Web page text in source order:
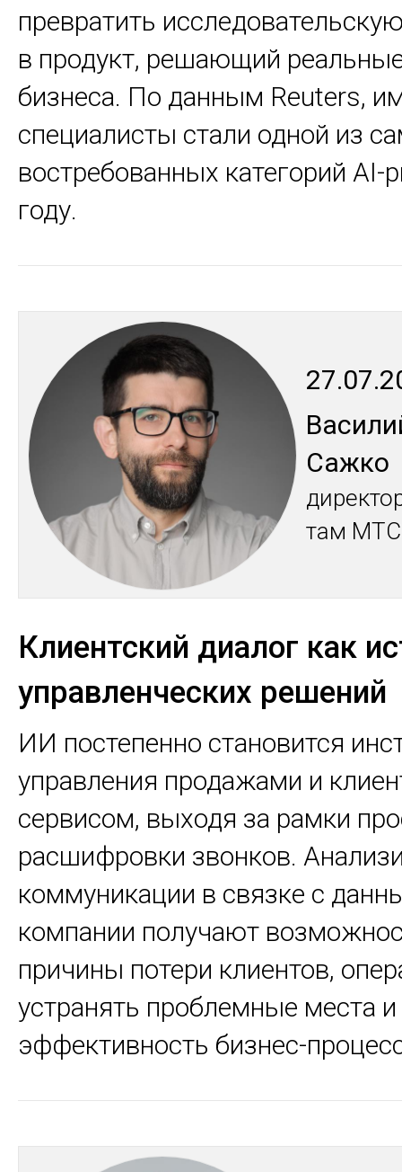
превратить
в продукт, решающий
бизнеса. По данным Reuters,
специалисты стали одной из
востребованных категорий AI-
году.
Саж­ко
там МТС
Клиентский диалог как
управленческих решений
ИИ постепенно становится
управления продажами и
сервисом, выходя за рамки
расшифровки звонков.
коммуникации в связке с
компании получают
причины потери клиентов,
устранять проблемные места
эффективность бизнес-